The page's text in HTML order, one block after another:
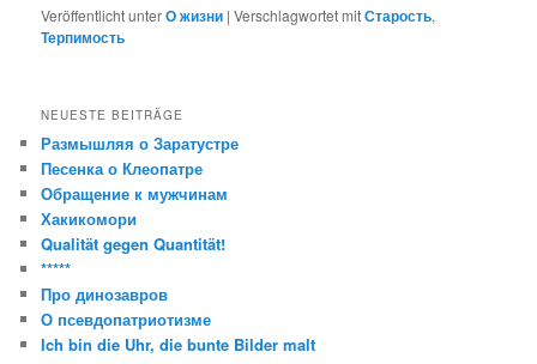
Veröffentlicht unterО жизни |Verschlagwortet mitСтарость,
Терпимость
NEUESTE BEITRÄGE
Размышляя о Заратустре
Песенка о Клеопатре
Обращение к мужчинам
Хакикомори
Qualität gegen Quantität!
*****
Про динозавров
О псевдопатриотизме
Ich bin die Uhr, die bunte Bilder malt